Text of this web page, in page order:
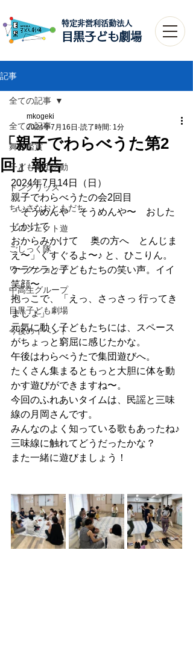
特定非営利活動法人​
目黒子ども劇場
記事
全ての記事
舞台鑑賞
子ども集団活動
ドングリッス
ちいさなおともだち
プロジェクト遊
ごしっく隊
ワークショップ
中高生グループ
目黒子ども劇場
今後のイベント
全ての記事
「親子でわらべうた第2
回」報告
mkogeki
2024年7月16日 読了時間: 1分
2024年7月14日（日）
親子でわらべうたの会2回目
「そうめんや　そうめんや〜　おした
じかけて
おからみかけて　 奥の方へ　とんじま
え〜」くすぐるよ〜♪ と、ひこりん。
ケラケラと子どもたちの笑い声。イイ
笑顔〜
抱っこで、「えっ、さっさっ 行ってき
ましょ」
元気に動く子どもたちには、スペース
がちょっと窮屈に感じたかな。
午後はわらべうたで集団遊びへ。
たくさん集まるともっと大胆に体を動
かす遊びができますね〜。
今回のふれあいタイムは、民謡と三味
線の月岡さんです。
みんなのよく知っている歌もあったね♪
三味線に触れてどうだったかな？
また一緒に遊びましょう！